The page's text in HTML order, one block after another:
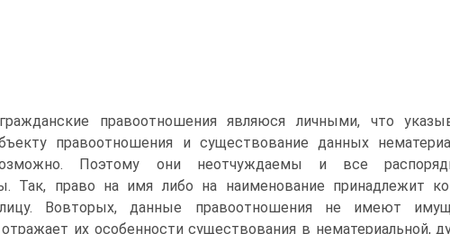
правоотношения являюся личными, что
правоотношения и существование данных
Поэтому они неотчуждаемы и все
Так, право на имя либо на наименование принадлежит
Вовторых, данные правоотношения не имеют
их особенности существования в нематериальной,